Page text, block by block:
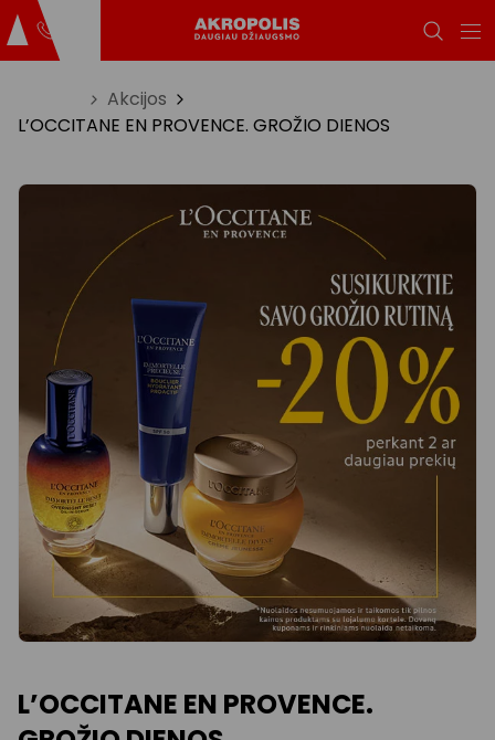
Akcijos
L’OCCITANE EN PROVENCE. GROŽIO DIENOS
L’OCCITANE EN PROVENCE.